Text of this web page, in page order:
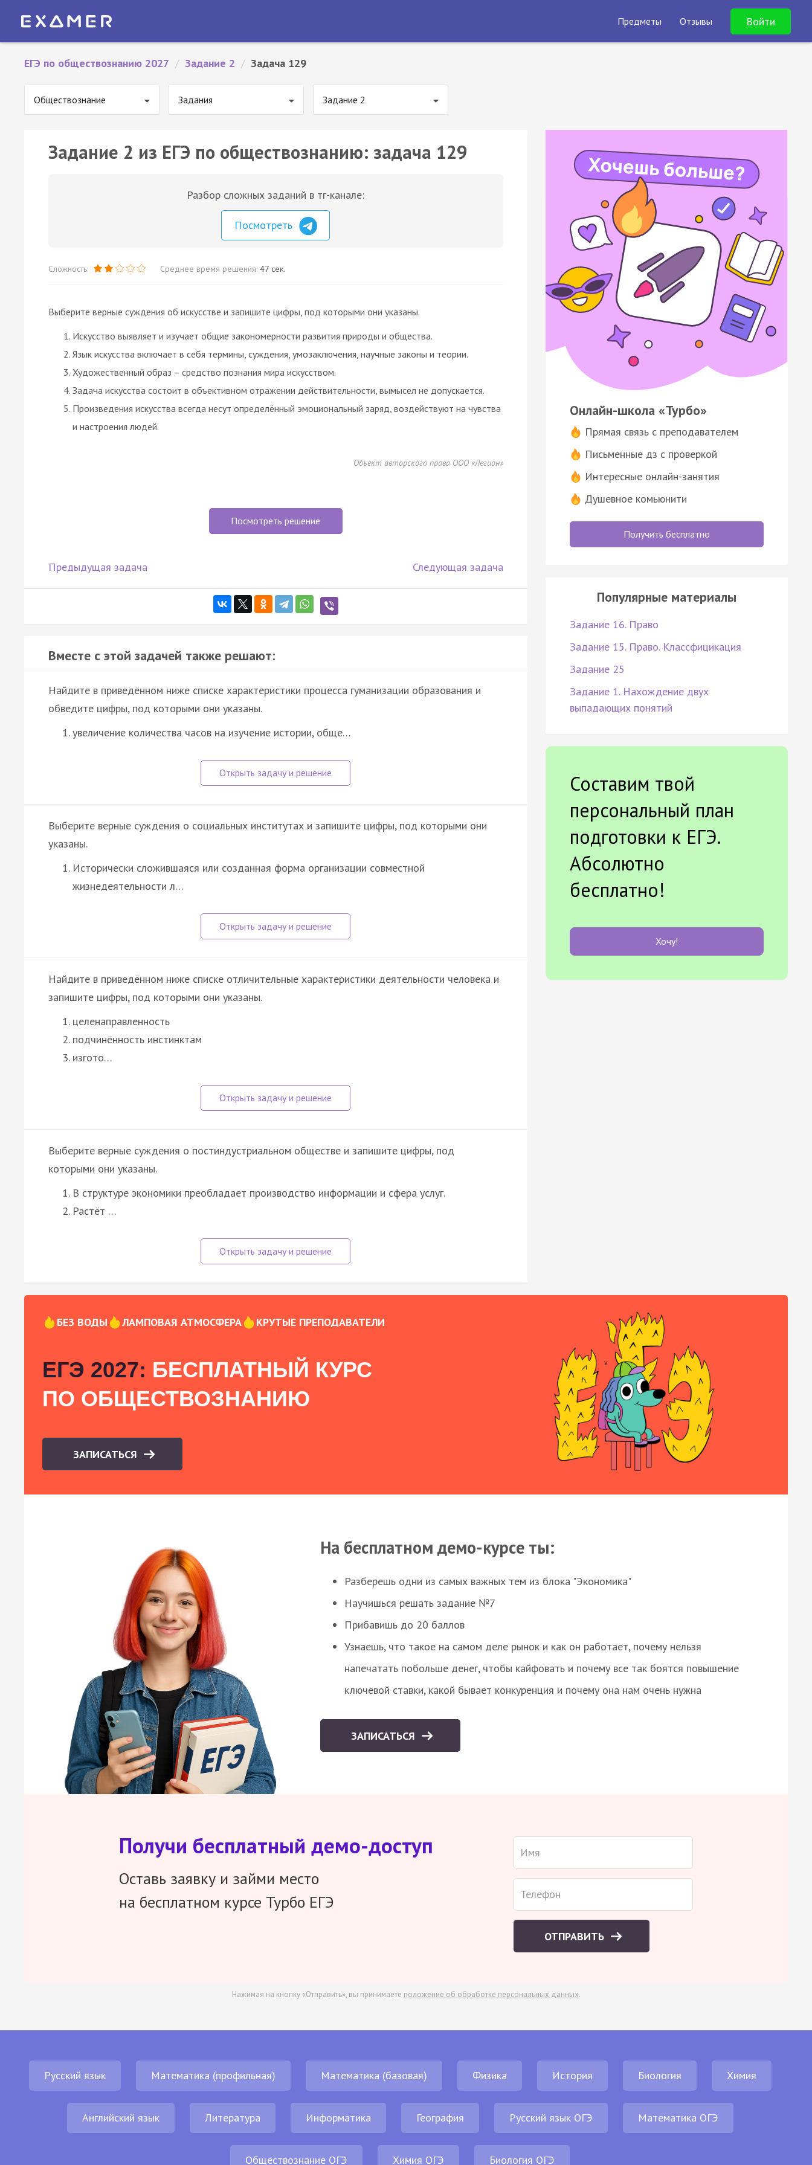
Предметы Отзывы Войти
ЕГЭ по обществознанию 2027 / Задание 2 / Задача 129
Обществознание Задания Задание 2
Задание 2 из ЕГЭ по обществознанию: задача 129
Разбор сложных заданий в тг-канале:
Посмотреть
Сложность: Среднее время решения: 47 сек.
Выберите верные суждения об искусстве и запишите цифры, под которыми они указаны.
Искусство выявляет и изучает общие закономерности развития природы и общества.
Язык искусства включает в себя термины, суждения, умозаключения, научные законы и теории.
Художественный образ – средство познания мира искусством.
Задача искусства состоит в объективном отражении действительности, вымысел не допускается.
Произведения искусства всегда несут определённый эмоциональный заряд, воздействуют на чувства
и настроения людей.
Объект авторского права ООО «Легион»
Посмотреть решение
Предыдущая задача Следующая задача
Вместе с этой задачей также решают:
Найдите в приведённом ниже списке характеристики процесса гуманизации образования и
обведите цифры, под которыми они указаны.
увеличение количества часов на изучение истории, обще…
Выберите верные суждения о социальных институтах и запишите цифры, под которыми они
указаны.
Исторически сложившаяся или созданная форма организации совместной
жизнедеятельности л…
Найдите в приведённом ниже списке отличительные характеристики деятельности человека и
запишите цифры, под которыми они указаны.
целенаправленность
подчинённость инстинктам
изгото…
Выберите верные суждения о постиндустриальном обществе и запишите цифры, под
которыми они указаны.
В структуре экономики преобладает производство информации и сфера услуг.
Растёт …
Онлайн-школа «Турбо»
Прямая связь с преподавателем
Письменные дз с проверкой
Интересные онлайн-занятия
Душевное комьюнити
Получить бесплатно
Популярные материалы
Задание 16. Право
Задание 15. Право. Классфицикация
Задание 25
Задание 1. Нахождение двух
выпадающих понятий
Составим твой
персональный план
подготовки к ЕГЭ.
Абсолютно
бесплатно!
Хочу!
БЕЗ ВОДЫ ЛАМПОВАЯ АТМОСФЕРА КРУТЫЕ ПРЕПОДАВАТЕЛИ
ЕГЭ 2027: БЕСПЛАТНЫЙ КУРС
ПО ОБЩЕСТВОЗНАНИЮ
ЗАПИСАТЬСЯ
На бесплатном демо-курсе ты:
Разберешь одни из самых важных тем из блока "Экономика"
Научишься решать задание №7
Прибавишь до 20 баллов
Узнаешь, что такое на самом деле рынок и как он работает, почему нельзя
напечатать побольше денег, чтобы кайфовать и почему все так боятся повышение
ключевой ставки, какой бывает конкуренция и почему она нам очень нужна
ЗАПИСАТЬСЯ
Получи бесплатный демо-доступ
Оставь заявку и займи место
на бесплатном курсе Турбо ЕГЭ
ОТПРАВИТЬ
Нажимая на кнопку «Отправить», вы принимаете положение об обработке персональных данных.
Русский язык Математика (профильная) Математика (базовая) Физика История Биология Химия
Английский язык Литература Информатика География Русский язык ОГЭ Математика ОГЭ
Обществознание ОГЭ Химия ОГЭ Биология ОГЭ